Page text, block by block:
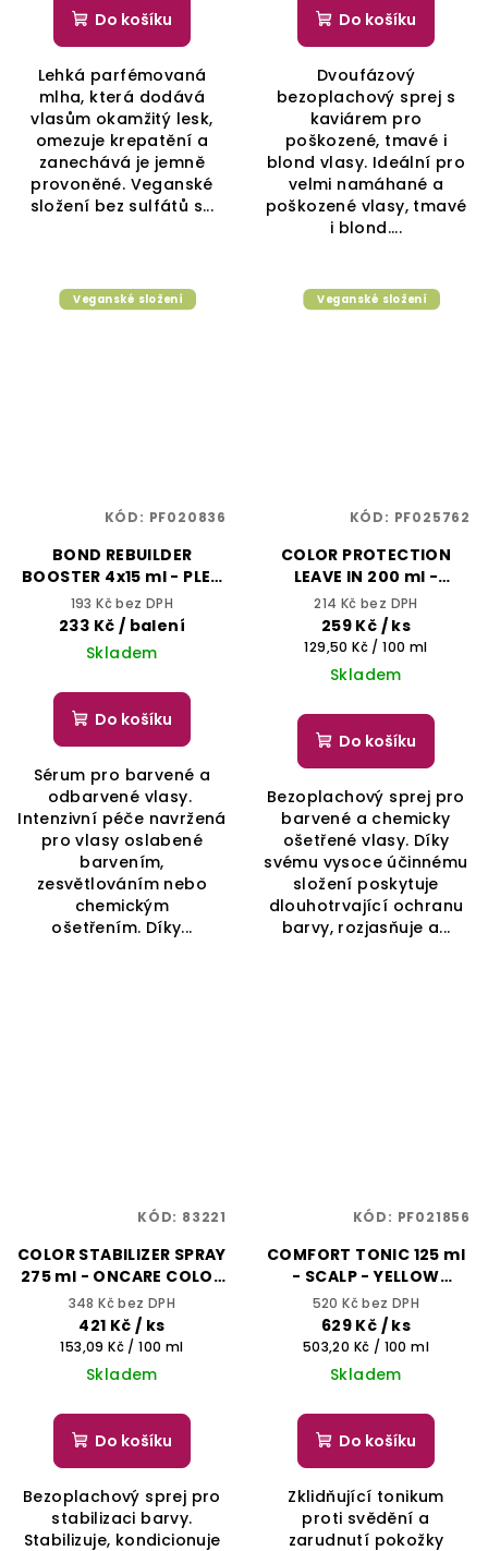
Do košíku
Lehká parfémovaná
mlha, která dodává
vlasům okamžitý lesk,
omezuje krepatění a
zanechává je jemně
provoněné. Veganské
složení bez sulfátů s...
Do košíku
Dvoufázový
bezoplachový sprej s
kaviárem pro
poškozené, tmavé i
blond vlasy. Ideální pro
velmi namáhané a
poškozené vlasy, tmavé
i blond....
Veganské složení
BOND REBUILDER
BOOSTER 4x15 ml - PLEX
- ALFAPARF IL SALONE
MILANO
193 Kč bez DPH
233 Kč / balení
Skladem
Do košíku
Sérum pro barvené a
odbarvené vlasy.
Intenzivní péče navržená
pro vlasy oslabené
barvením,
zesvětlováním nebo
chemickým
ošetřením. Díky...
KÓD: PF020836
Veganské složení
COLOR PROTECTION
LEAVE IN 200 ml -
MAGNIFICENT -
ALFAPARF IL SALONE
MILANO
214 Kč bez DPH
259 Kč / ks
Měrná
cena:
129,50 Kč / 100 ml
Skladem
Do košíku
Bezoplachový sprej pro
barvené a chemicky
ošetřené vlasy. Díky
svému vysoce účinnému
složení poskytuje
dlouhotrvající ochranu
barvy, rozjasňuje a...
KÓD: PF025762
COLOR STABILIZER SPRAY
275 ml - ONCARE COLOR
BLOCK - SELECTIVE
PROFESSIONAL
348 Kč bez DPH
421 Kč / ks
Měrná
cena:
153,09 Kč / 100 ml
Skladem
Do košíku
Bezoplachový sprej pro
stabilizaci barvy.
Stabilizuje, kondicionuje
KÓD: 83221
COMFORT TONIC 125 ml
- SCALP - YELLOW
PROFESSIONAL
520 Kč bez DPH
629 Kč / ks
Měrná
cena:
503,20 Kč / 100 ml
Skladem
Do košíku
Zklidňující tonikum
proti svědění a
zarudnutí pokožky
KÓD: PF021856